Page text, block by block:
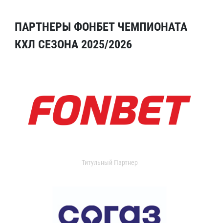
ПАРТНЕРЫ ФОНБЕТ ЧЕМПИОНАТА
КХЛ СЕЗОНА 2025/2026
Титульный Партнер